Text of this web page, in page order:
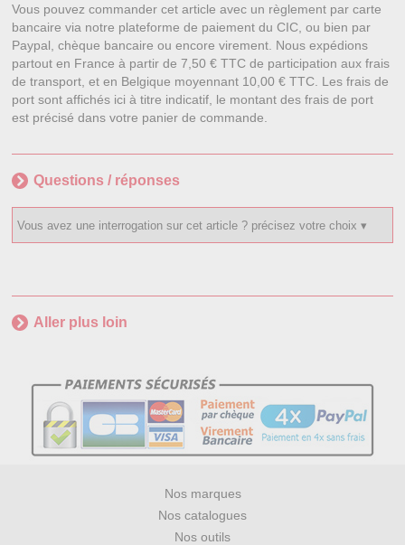
Vous pouvez commander cet article avec un règlement par carte
bancaire via notre plateforme de paiement du CIC, ou bien par
Paypal, chèque bancaire ou encore virement. Nous expédions
partout en France à partir de 7,50 € TTC de participation aux frais
de transport, et en Belgique moyennant 10,00 € TTC. Les frais de
port sont affichés ici à titre indicatif, le montant des frais de port
est précisé dans votre panier de commande.
Questions / réponses
Aller plus loin
Nos marques
Nos catalogues
Nos outils